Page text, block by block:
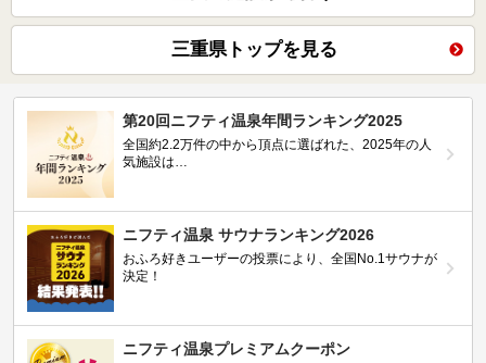
三重県トップを見る
第20回ニフティ温泉年間ランキング2025
全国約2.2万件の中から頂点に選ばれた、2025年の人
気施設は…
ニフティ温泉 サウナランキング2026
おふろ好きユーザーの投票により、全国No.1サウナが
決定！
ニフティ温泉プレミアムクーポン